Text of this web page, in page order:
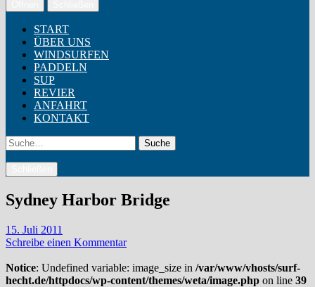
START
ÜBER UNS
WINDSURFEN
PADDELN
SUP
REVIER
ANFAHRT
KONTAKT
Suche
Sydney Harbor Bridge
15. Juli 2011
Schreibe einen Kommentar
Notice: Undefined variable: image_size in /var/www/vhosts/surf-
hecht.de/httpdocs/wp-content/themes/weta/image.php on line 39